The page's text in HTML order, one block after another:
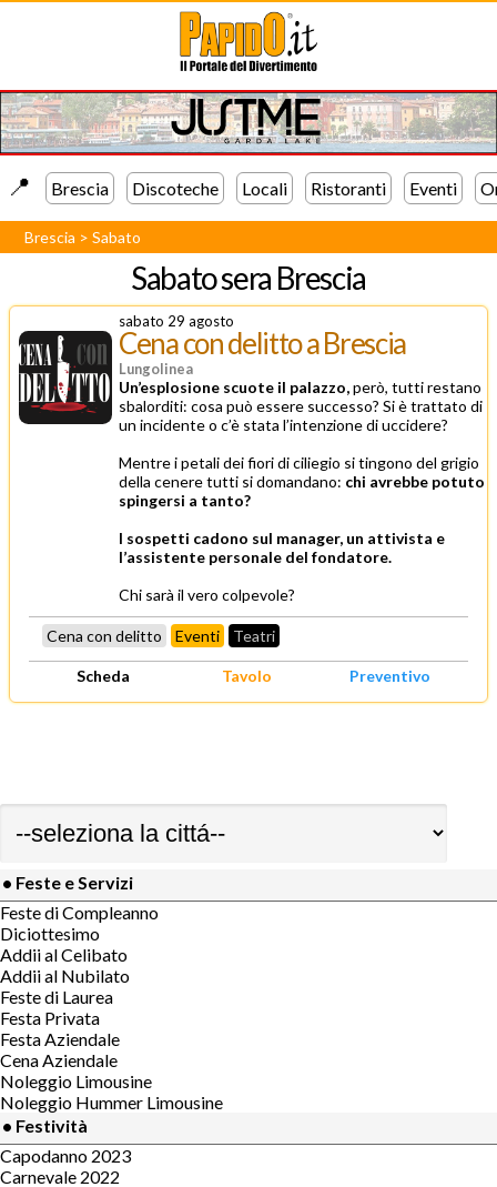
📍️ Brescia Discoteche Locali Ristoranti Eventi
Brescia >Sabato
Sabato sera Brescia
sabato 29 agosto
Cena con delitto a Brescia
Lungolinea
Un’esplosione scuote il palazzo,però, tutti restano
sbalorditi: cosa può essere successo? Si è trattato di
un incidente o c’è stata l’intenzione di uccidere?
Mentre i petali dei fiori di ciliegio si tingono del grigio
della cenere tutti si domandano: chi avrebbe potuto
spingersi a tanto?
I sospetti cadono sul manager, un attivista e
l’assistente personale del fondatore.
Chi sarà il vero colpevole?
Cena con delitto Eventi Teatri
Scheda Tavolo Preventivo
• Feste e Servizi
Feste di Compleanno
Diciottesimo
Addii al Celibato
Addii al Nubilato
Feste di Laurea
Festa Privata
Festa Aziendale
Cena Aziendale
Noleggio Limousine
Noleggio Hummer Limousine
• Festività
Capodanno 2023
Carnevale 2022